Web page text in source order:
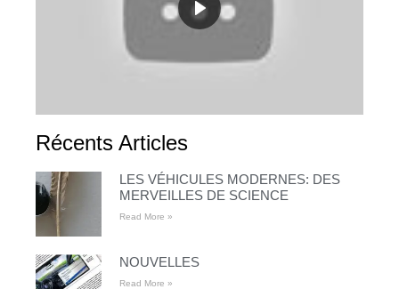
Récents Articles
LES VÉHICULES MODERNES: DES
MERVEILLES DE SCIENCE
Read More »
NOUVELLES
Read More »